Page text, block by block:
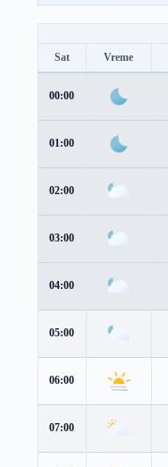
Sat Vreme
00:00
01:00
02:00
03:00
04:00
05:00
06:00
07:00